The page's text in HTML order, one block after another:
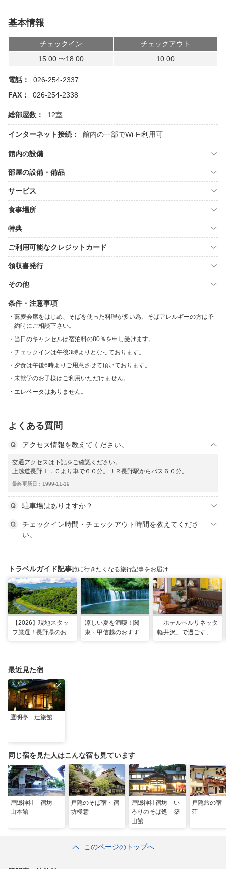
基本情報
チェックイン
チェックアウト
15:00 〜18:00
10:00
電話：
026-254-2337
FAX：
026-254-2338
総部屋数： 12室
インターネット接続： 館内の一部でWi-Fi利用可
館内の設備
部屋の設備・備品
サービス
食事場所
特典
ご利用可能なクレジットカード
領収書発行
その他
条件・注意事項
蕎麦会席をはじめ、そばを使った料理が多い為、そばアレルギーの方は予
約時にご相談下さい。
当日のキャンセルは宿泊料の80％を申し受けます。
チェックインは午後3時よりとなっております。
夕食は午後6時よりご用意させて頂いております。
未就学のお子様はご利用いただけません。
エレベータはありません。
よくある質問
アクセス情報を教えてください。
交通アクセスは下記をご確認ください。
上越道長野Ｉ．Ｃより車で６０分。ＪＲ長野駅からバス６０分。
最終更新日：1999-11-19
駐車場はありますか？
チェックイン時間・チェックアウト時間を教えてくださ
い。
トラベルガイド記事旅に行きたくなる旅行記事をお届け
【2026】現地スタッ
フ厳選！長野県のおす
涼しい夏を満喫！関
東・甲信越のおすすめ
「ホテルベルリネッタ
軽井沢」で過ごす、ア
最近見た宿
鷹明亭 辻旅館
同じ宿を見た人はこんな宿も見ています
戸隠神社 宿坊
山本館
戸隠のそば宿・宿
坊極意
戸隠神社宿坊 い
ろりのそば処 築
山館
戸隠旅の
荘
このページのトップへ